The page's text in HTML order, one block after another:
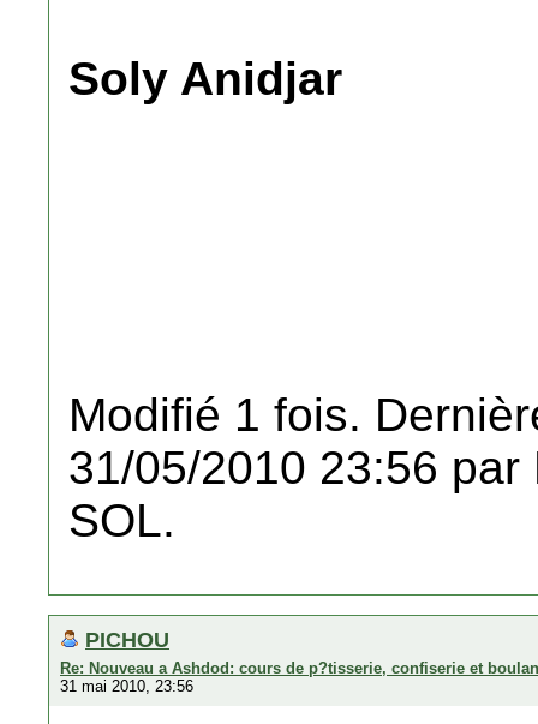
Soly Anidjar
Modifié 1 fois.
31/05/2010 23:56 par
SOL.
PICHOU
Re: Nouveau a Ashdod: cours de p?tisserie, confiserie et
31 mai 2010, 23:56